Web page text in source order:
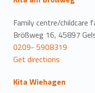
Family centre/childcare
Brößweg 16, 45897
0209- 5908319
Get directions
Kita Wiehagen